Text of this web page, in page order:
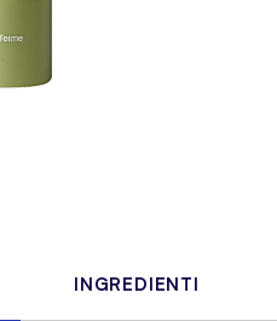
INGREDIENTI